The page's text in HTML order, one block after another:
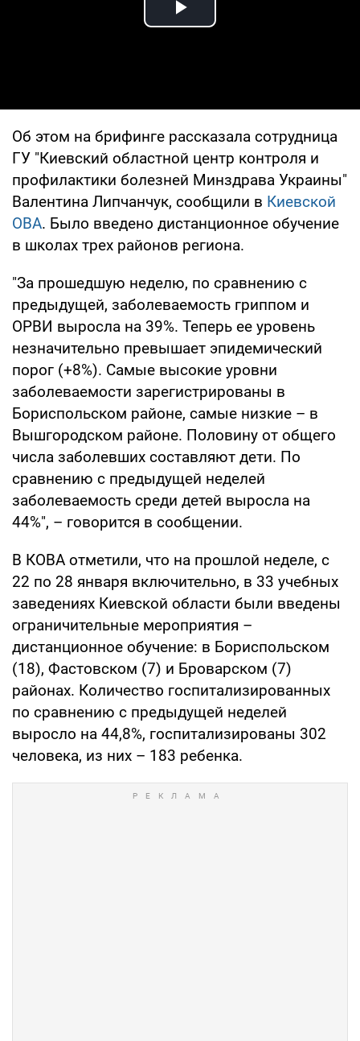
Play Video
Об этом на брифинге рассказала сотрудница
ГУ "Киевский областной центр контроля и
профилактики болезней Минздрава Украины"
Валентина Липчанчук, сообщили в Киевской
ОВА. Было введено дистанционное обучение
в школах трех районов региона.
"За прошедшую неделю, по сравнению с
предыдущей, заболеваемость гриппом и
ОРВИ выросла на 39%. Теперь ее уровень
незначительно превышает эпидемический
порог (+8%). Самые высокие уровни
заболеваемости зарегистрированы в
Бориспольском районе, самые низкие – в
Вышгородском районе. Половину от общего
числа заболевших составляют дети. По
сравнению с предыдущей неделей
заболеваемость среди детей выросла на
44%", – говорится в сообщении.
В КОВА отметили, что на прошлой неделе, с
22 по 28 января включительно, в 33 учебных
заведениях Киевской области были введены
ограничительные мероприятия –
дистанционное обучение: в Бориспольском
(18), Фастовском (7) и Броварском (7)
районах. Количество госпитализированных
по сравнению с предыдущей неделей
выросло на 44,8%, госпитализированы 302
человека, из них – 183 ребенка.